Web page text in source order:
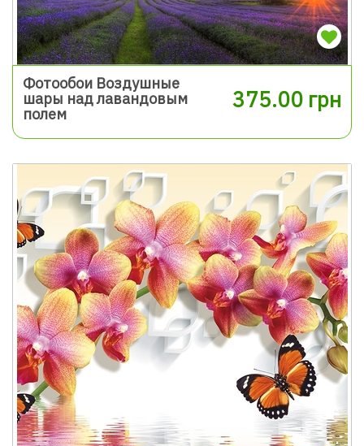
Фотообои Воздушные
шары над лавандовым
полем
375.00 грн